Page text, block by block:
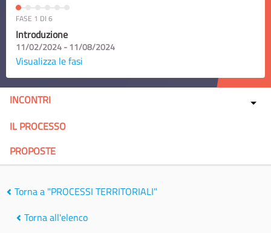
FASE 1 DI 6
Introduzione
11/02/2024 - 11/08/2024
Visualizza le fasi
INCONTRI
IL PROCESSO
PROPOSTE
Torna a "PROCESSI TERRITORIALI"
Torna all'elenco